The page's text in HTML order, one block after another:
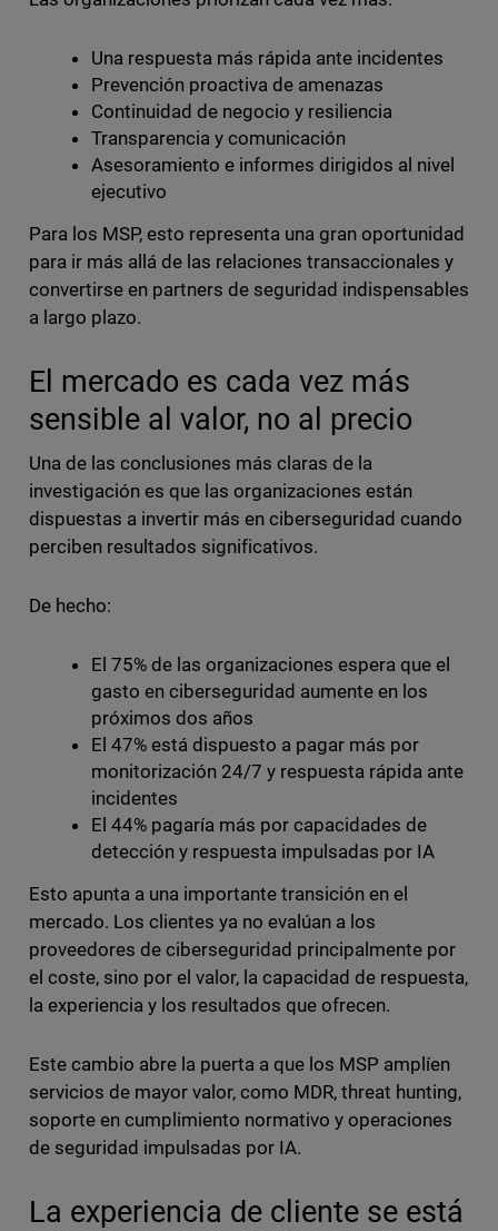
Una respuesta más rápida ante incidentes
Prevención proactiva de amenazas
Continuidad de negocio y resiliencia
Transparencia y comunicación
Asesoramiento e informes dirigidos al nivel
ejecutivo
Para los MSP, esto representa una gran oportunidad
para ir más allá de las relaciones transaccionales y
convertirse en partners de seguridad indispensables
a largo plazo.
El mercado es cada vez más
sensible al valor, no al precio
Una de las conclusiones más claras de la
investigación es que las organizaciones están
dispuestas a invertir más en ciberseguridad cuando
perciben resultados significativos.
De hecho:
El 75% de las organizaciones espera que el
gasto en ciberseguridad aumente en los
próximos dos años
El 47% está dispuesto a pagar más por
monitorización 24/7 y respuesta rápida ante
incidentes
El 44% pagaría más por capacidades de
detección y respuesta impulsadas por IA
Esto apunta a una importante transición en el
mercado. Los clientes ya no evalúan a los
proveedores de ciberseguridad principalmente por
el coste, sino por el valor, la capacidad de respuesta,
la experiencia y los resultados que ofrecen.
Este cambio abre la puerta a que los MSP amplíen
servicios de mayor valor, como MDR, threat hunting,
soporte en cumplimiento normativo y operaciones
de seguridad impulsadas por IA.
La experiencia de cliente se está